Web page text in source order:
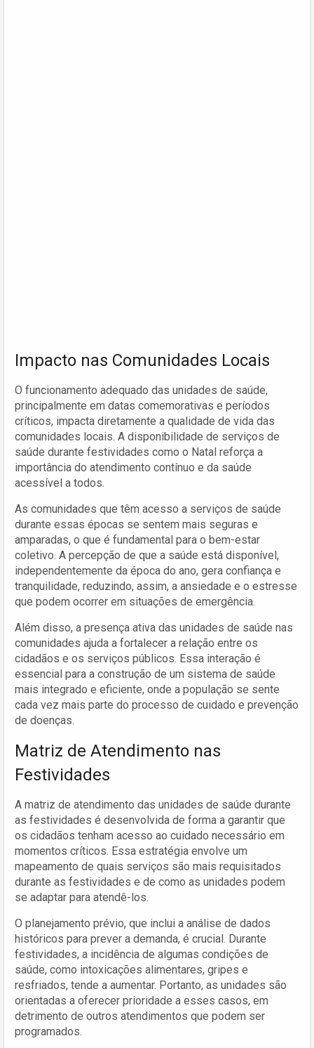
Impacto nas Comunidades Locais
O funcionamento adequado das unidades de saúde,
principalmente em datas comemorativas e períodos
críticos, impacta diretamente a qualidade de vida das
comunidades locais. A disponibilidade de serviços de
saúde durante festividades como o Natal reforça a
importância do atendimento contínuo e da saúde
acessível a todos.
As comunidades que têm acesso a serviços de saúde
durante essas épocas se sentem mais seguras e
amparadas, o que é fundamental para o bem-estar
coletivo. A percepção de que a saúde está disponível,
independentemente da época do ano, gera confiança e
tranquilidade, reduzindo, assim, a ansiedade e o estresse
que podem ocorrer em situações de emergência.
Além disso, a presença ativa das unidades de saúde nas
comunidades ajuda a fortalecer a relação entre os
cidadãos e os serviços públicos. Essa interação é
essencial para a construção de um sistema de saúde
mais integrado e eficiente, onde a população se sente
cada vez mais parte do processo de cuidado e prevenção
de doenças.
Matriz de Atendimento nas
Festividades
A matriz de atendimento das unidades de saúde durante
as festividades é desenvolvida de forma a garantir que
os cidadãos tenham acesso ao cuidado necessário em
momentos críticos. Essa estratégia envolve um
mapeamento de quais serviços são mais requisitados
durante as festividades e de como as unidades podem
se adaptar para atendê-los.
O planejamento prévio, que inclui a análise de dados
históricos para prever a demanda, é crucial. Durante
festividades, a incidência de algumas condições de
saúde, como intoxicações alimentares, gripes e
resfriados, tende a aumentar. Portanto, as unidades são
orientadas a oferecer prioridade a esses casos, em
detrimento de outros atendimentos que podem ser
programados.